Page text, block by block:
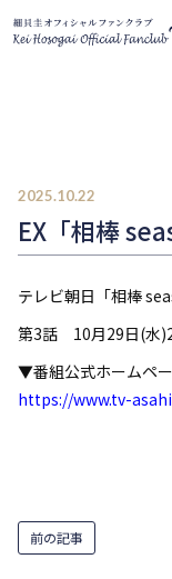
2025.10.22
EX「相棒
テレビ朝日「相棒
第3話 10月29日(水
▼番組公式ホームペ
https://www.tv-
前の記事